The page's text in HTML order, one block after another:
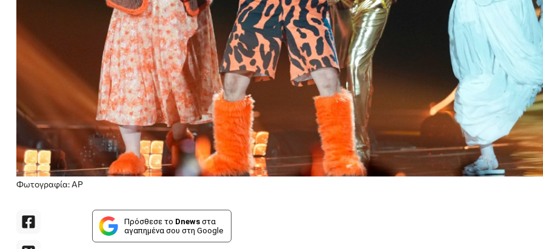
Φωτογραφία: ΑΡ
Πρόσθεσε το Dnews στα
αγαπημένα σου στη Google